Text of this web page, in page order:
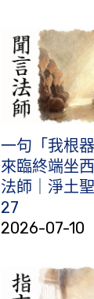
一句「我根
來臨終端坐
法師｜淨土
27
2026-07-10